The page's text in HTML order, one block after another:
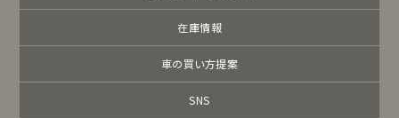
在庫情報
車の買い方提案
SNS